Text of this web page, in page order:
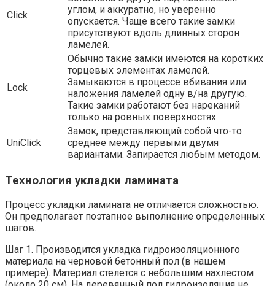
Click
углом, и аккуратно, но уверенно
опускается. Чаще всего такие замки
присутствуют вдоль длинных сторон
ламелей.
Lock
Обычно такие замки имеются на коротких
торцевых элементах ламелей.
Замыкаются в процессе вбивания или
наложения ламелей одну в/на другую.
Такие замки работают без нареканий
только на ровных поверхностях.
UniClick
Замок, представляющий собой что-то
среднее между первыми двумя
вариантами. Запирается любым методом.
Технология укладки ламината
Процесс укладки ламината не отличается сложностью.
Он предполагает поэтапное выполнение определенных
шагов.
Шаг 1. Производится укладка гидроизоляционного
материала на черновой бетонный пол (в нашем
примере). Материал стелется с небольшим нахлестом